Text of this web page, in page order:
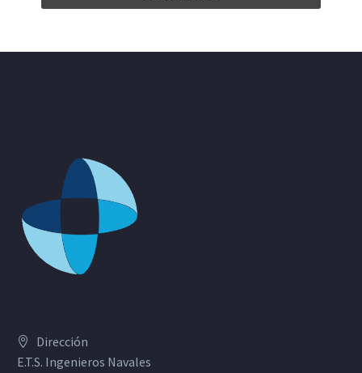
Dirección
E.T.S. Ingenieros Navales